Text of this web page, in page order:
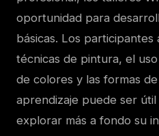
oportunidad para
básicas. Los
técnicas de pintura, el
de colores y las formas
aprendizaje puede ser
explorar más a fondo su